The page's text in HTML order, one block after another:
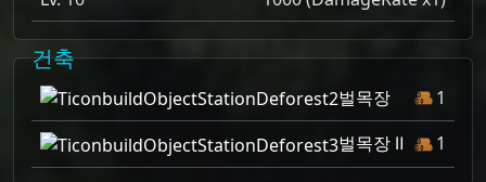
건축
벌목장
1
벌목장 Ⅱ
1